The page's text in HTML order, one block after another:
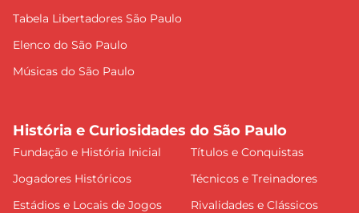
Tabela Libertadores São Paulo
Elenco do São Paulo
Músicas do São Paulo
História e Curiosidades do São Paulo
Fundação e História Inicial
Títulos e Conquistas
Jogadores Históricos
Técnicos e Treinadores
Estádios e Locais de Jogos
Rivalidades e Clássicos